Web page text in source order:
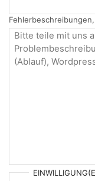
EINWILLIGUNG